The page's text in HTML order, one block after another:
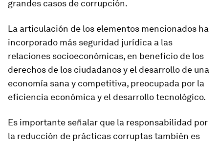
grandes casos de corrupción.
La articulación de los elementos mencionados ha
incorporado más seguridad jurídica a las
relaciones socioeconómicas, en beneficio de los
derechos de los ciudadanos y el desarrollo de una
economía sana y competitiva, preocupada por la
eficiencia económica y el desarrollo tecnológico.
Es importante señalar que la responsabilidad por
la reducción de prácticas corruptas también es